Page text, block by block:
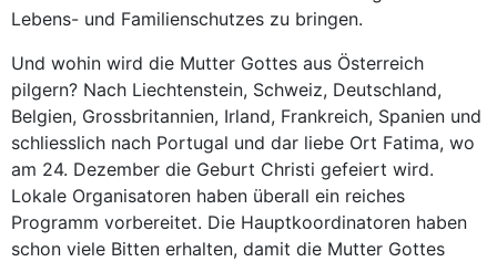
Lebens- und Familienschutzes zu bringen.
Und wohin wird die Mutter Gottes aus Österreich
pilgern? Nach Liechtenstein, Schweiz, Deutschland,
Belgien, Grossbritannien, Irland, Frankreich, Spanien und
schliesslich nach Portugal und dar liebe Ort Fatima, wo
am 24. Dezember die Geburt Christi gefeiert wird.
Lokale Organisatoren haben überall ein reiches
Programm vorbereitet. Die Hauptkoordinatoren haben
schon viele Bitten erhalten, damit die Mutter Gottes